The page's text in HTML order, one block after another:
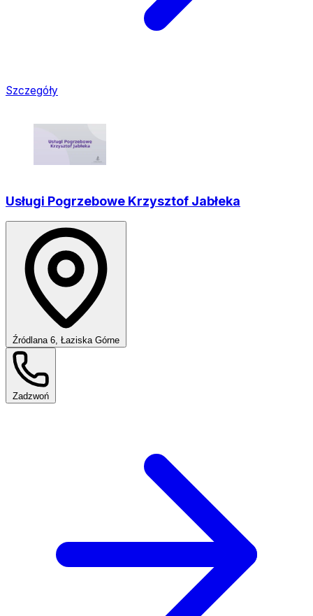
Szczegóły
Usługi Pogrzebowe Krzysztof Jabłeka
Źródlana 6, Łaziska Górne
Zadzwoń